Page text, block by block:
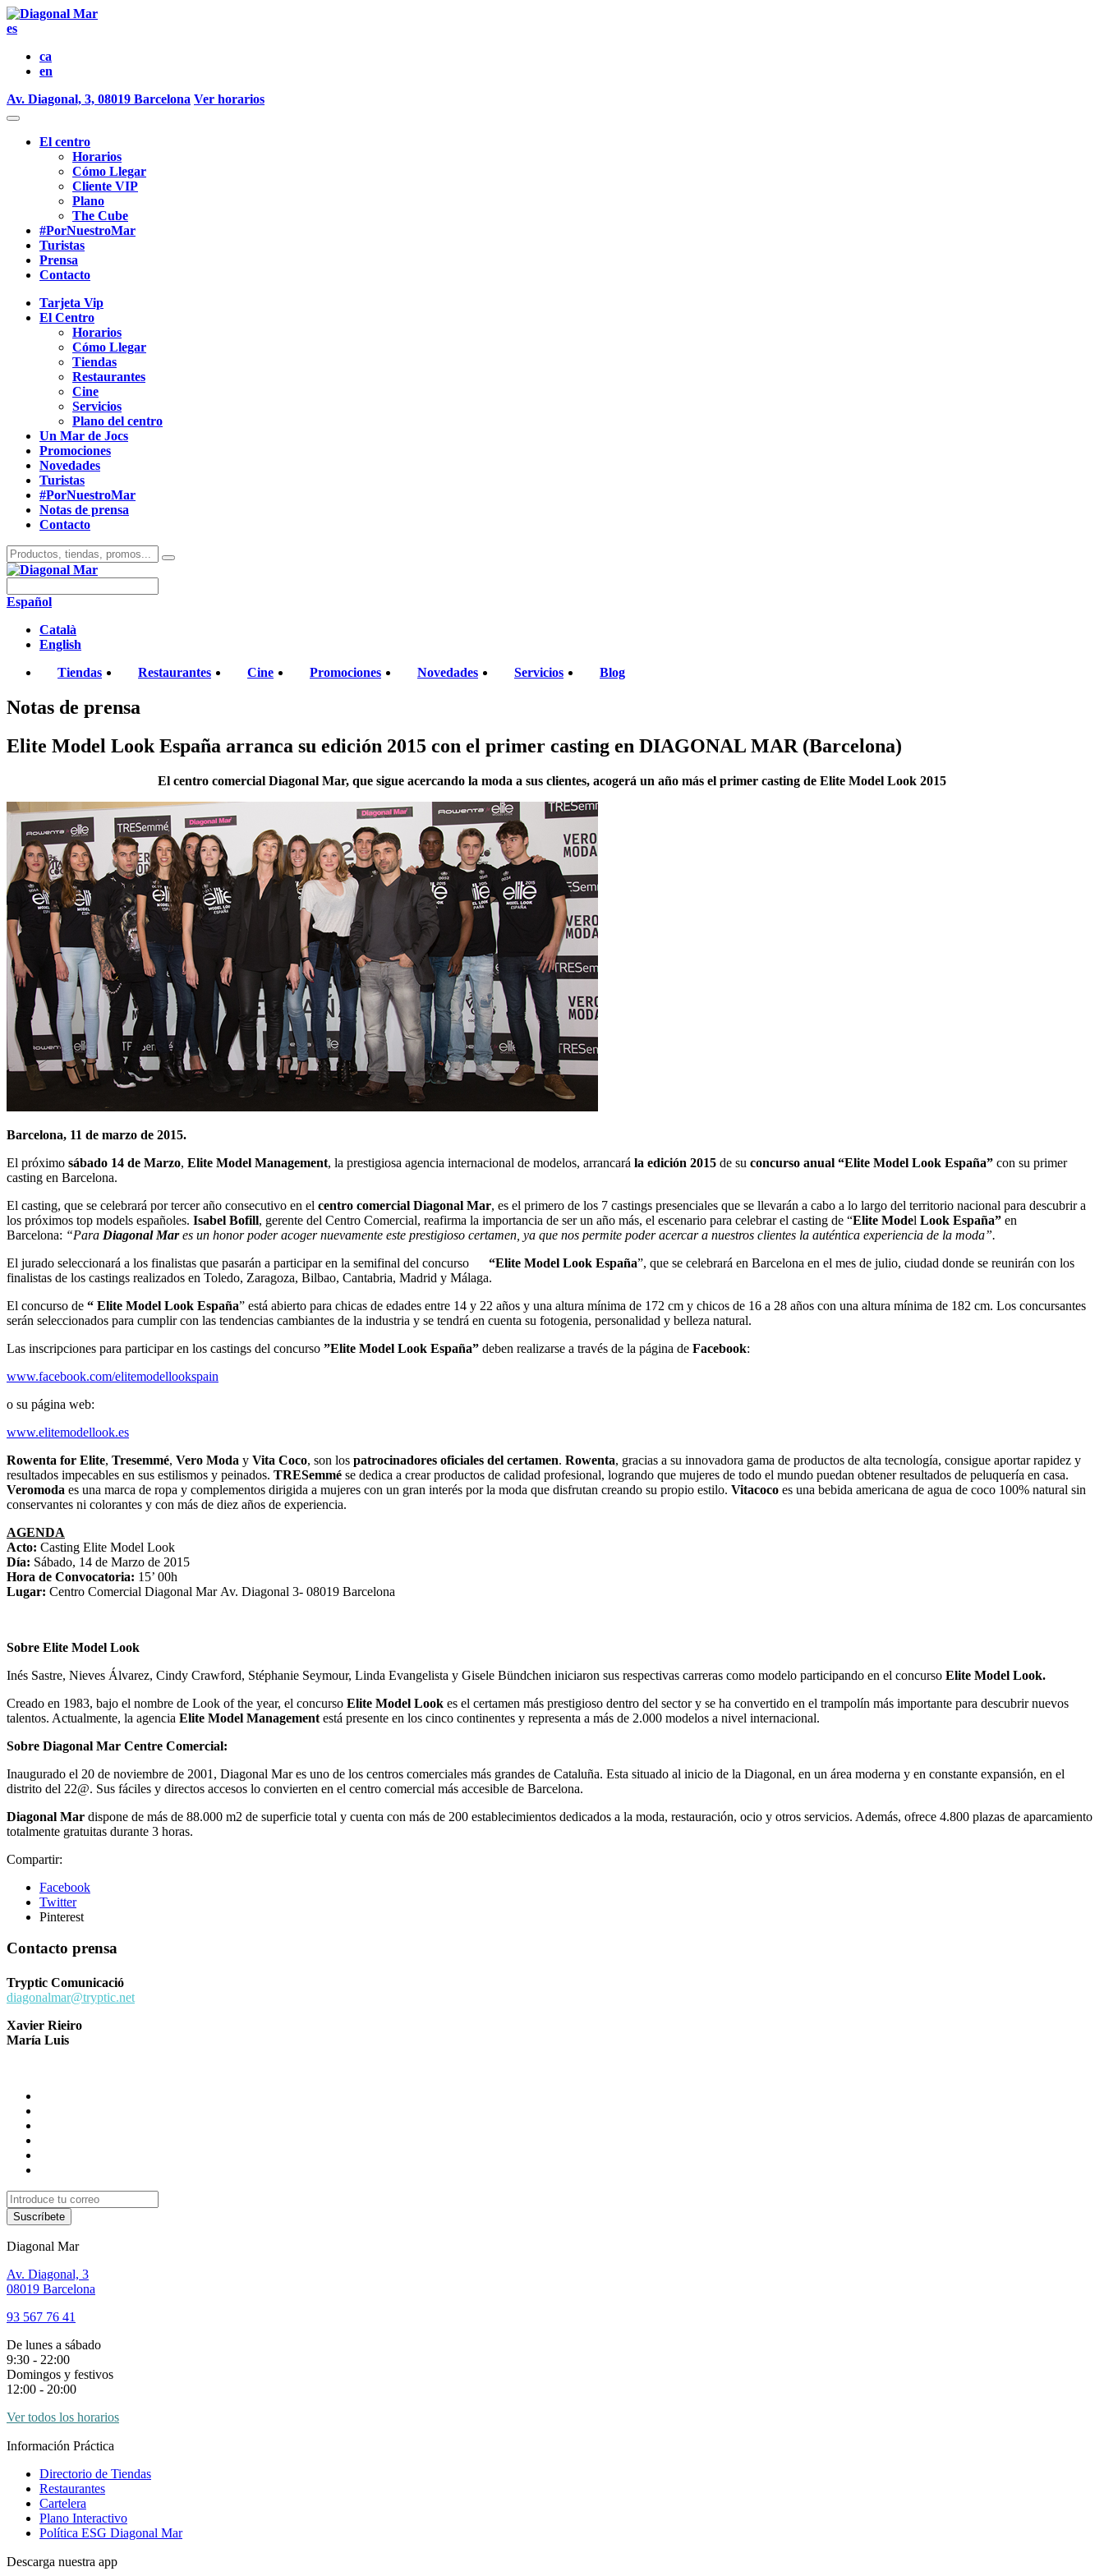
es
ca
en
Av. Diagonal, 3, 08019 Barcelona Ver horarios
El centro
Horarios
Cómo Llegar
Cliente VIP
Plano
The Cube
#PorNuestroMar
Turistas
Prensa
Contacto
Tarjeta Vip
El Centro
Horarios
Cómo Llegar
Tiendas
Restaurantes
Cine
Servicios
Plano del centro
Un Mar de Jocs
Promociones
Novedades
Turistas
#PorNuestroMar
Notas de prensa
Contacto
Español
Català
English
Tiendas
Restaurantes Cine Promociones Novedades Servicios Blog
Notas de prensa
Elite Model Look España arranca su edición 2015 con el primer casting en DIAGONAL MAR (Barcelona)
El centro comercial Diagonal Mar, que sigue acercando la moda a sus clientes, acogerá un año más el primer casting de Elite Model Look 2015
Barcelona, 11 de marzo de 2015.
El próximo sábado 14 de Marzo, Elite Model Management, la prestigiosa agencia internacional de modelos, arrancará la edición 2015 de su concurso anual “Elite Model Look España” con su primer
casting en Barcelona.
El casting, que se celebrará por tercer año consecutivo en el centro comercial Diagonal Mar, es el primero de los 7 castings presenciales que se llevarán a cabo a lo largo del territorio nacional para descubrir a
los próximos top models españoles. Isabel Bofill, gerente del Centro Comercial, reafirma la importancia de ser un año más, el escenario para celebrar el casting de “Elite Model Look España” en
Barcelona: “Para Diagonal Mares un honor poder acoger nuevamente este prestigioso certamen, ya que nos permite poder acercar a nuestros clientes la auténtica experiencia de la moda”.
El jurado seleccionará a los finalistas que pasarán a participar en la semifinal del concurso “Elite Model Look España”, que se celebrará en Barcelona en el mes de julio, ciudad donde se reunirán con los
finalistas de los castings realizados en Toledo, Zaragoza, Bilbao, Cantabria, Madrid y Málaga.
El concurso de “ Elite Model Look España” está abierto para chicas de edades entre 14 y 22 años y una altura mínima de 172 cm y chicos de 16 a 28 años con una altura mínima de 182 cm. Los concursantes
serán seleccionados para cumplir con las tendencias cambiantes de la industria y se tendrá en cuenta su fotogenia, personalidad y belleza natural.
Las inscripciones para participar en los castings del concurso ”Elite Model Look España” deben realizarse a través de la página de Facebook:
www.facebook.com/elitemodellookspain
o su página web:
www.elitemodellook.es
Rowenta for Elite, Tresemmé, Vero Moda y Vita Coco, son los patrocinadores oficiales del certamen. Rowenta, gracias a su innovadora gama de productos de alta tecnología, consigue aportar rapidez y
resultados impecables en sus estilismos y peinados. TRESemmé se dedica a crear productos de calidad profesional, logrando que mujeres de todo el mundo puedan obtener resultados de peluquería en casa.
Veromoda es una marca de ropa y complementos dirigida a mujeres con un gran interés por la moda que disfrutan creando su propio estilo. Vitacoco es una bebida americana de agua de coco 100% natural sin
conservantes ni colorantes y con más de diez años de experiencia.
AGENDA
Acto: Casting Elite Model Look
Día: Sábado, 14 de Marzo de 2015
Hora de Convocatoria: 15’ 00h
Lugar: Centro Comercial Diagonal Mar Av. Diagonal 3- 08019 Barcelona
Sobre Elite Model Look
Inés Sastre, Nieves Álvarez, Cindy Crawford, Stéphanie Seymour, Linda Evangelista y Gisele Bündchen iniciaron sus respectivas carreras como modelo participando en el concurso Elite Model Look.
Creado en 1983, bajo el nombre de Look of the year, el concurso Elite Model Look es el certamen más prestigioso dentro del sector y se ha convertido en el trampolín más importante para descubrir nuevos
talentos. Actualmente, la agencia Elite Model Management está presente en los cinco continentes y representa a más de 2.000 modelos a nivel internacional.
Sobre Diagonal Mar Centre Comercial:
Inaugurado el 20 de noviembre de 2001, Diagonal Mar es uno de los centros comerciales más grandes de Cataluña. Esta situado al inicio de la Diagonal, en un área moderna y en constante expansión, en el
distrito del 22@. Sus fáciles y directos accesos lo convierten en el centro comercial más accesible de Barcelona.
Diagonal Mar dispone de más de 88.000 m2 de superficie total y cuenta con más de 200 establecimientos dedicados a la moda, restauración, ocio y otros servicios. Además, ofrece 4.800 plazas de aparcamiento
totalmente gratuitas durante 3 horas.
Compartir:
Facebook
Twitter
Pinterest
Contacto prensa
Tryptic Comunicació
diagonalmar@tryptic.net
Xavier Rieiro
María Luis
Suscríbete
Diagonal Mar
Av. Diagonal, 3
08019 Barcelona
93 567 76 41
De lunes a sábado
9:30 - 22:00
Domingos y festivos
12:00 - 20:00
Ver todos los horarios
Información Práctica
Directorio de Tiendas
Restaurantes
Cartelera
Plano Interactivo
Política ESG Diagonal Mar
Descarga nuestra app